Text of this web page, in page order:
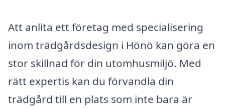
Att anlita ett företag med specialisering
inom trädgårdsdesign i Hönö kan göra en
stor skillnad för din utomhusmiljö. Med
rätt expertis kan du förvandla din
trädgård till en plats som inte bara är